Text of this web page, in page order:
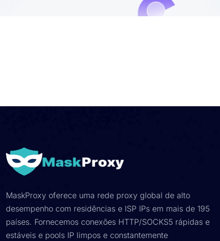
MaskProxy oferece uma rede proxy global de alto
desempenho com residências e ISP IPs em mais de 195
países. Fornecemos conexões HTTP/SOCKS5 rápidas e
estáveis ​​e pools IP limpos e constantemente